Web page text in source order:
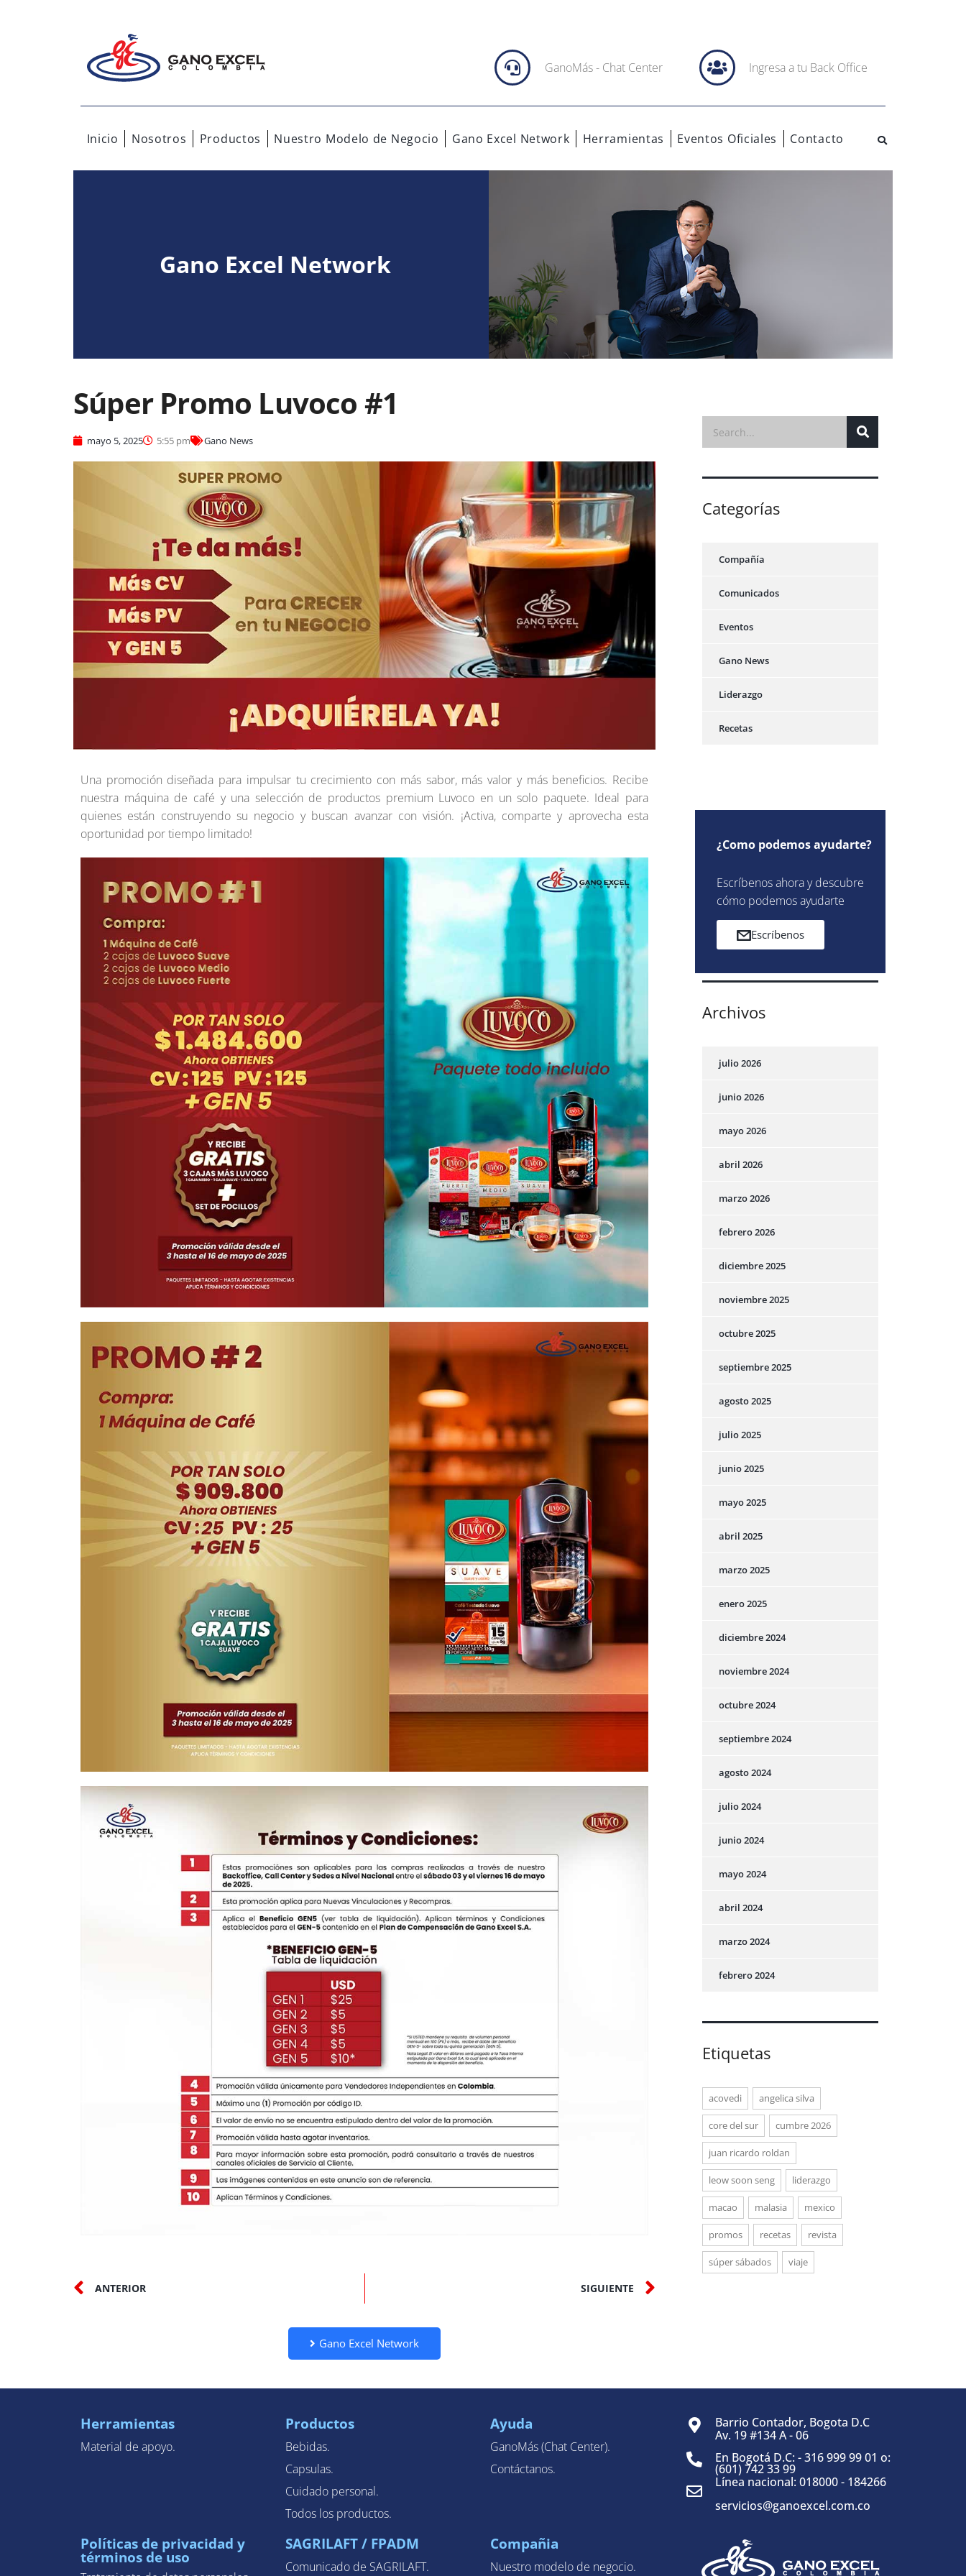
GanoMás - Chat Center Ingresa a tu Back Office
Inicio Nosotros Productos Nuestro Modelo de Negocio Gano Excel Network Herramientas Eventos Oficiales Contacto
Gano Excel Network
Súper Promo Luvoco #1
mayo 5, 2025 5:55 pm Gano News
Una promoción diseñada para impulsar tu crecimiento con más sabor, más valor y más beneficios. Recibe
nuestra máquina de café y una selección de productos premium Luvoco en un solo paquete. Ideal para
quienes están construyendo su negocio y buscan avanzar con visión. ¡Activa, comparte y aprovecha esta
oportunidad por tiempo limitado!
ANTERIOR SIGUIENTE
Gano Excel Network
Categorías
Compañía
Comunicados
Eventos
Gano News
Liderazgo
Recetas
¿Como podemos ayudarte?
Escríbenos ahora y descubre
cómo podemos ayudarte
Escríbenos
Archivos
julio 2026
junio 2026
mayo 2026
abril 2026
marzo 2026
febrero 2026
diciembre 2025
noviembre 2025
octubre 2025
septiembre 2025
agosto 2025
julio 2025
junio 2025
mayo 2025
abril 2025
marzo 2025
enero 2025
diciembre 2024
noviembre 2024
octubre 2024
septiembre 2024
agosto 2024
julio 2024
junio 2024
mayo 2024
abril 2024
marzo 2024
febrero 2024
Etiquetas
acovedi angelica silva
core del sur cumbre 2026
juan ricardo roldan
leow soon seng liderazgo
macao malasia mexico
promos recetas revista
súper sábados viaje
Herramientas
Material de apoyo.
Productos
Bebidas.
Capsulas.
Cuidado personal.
Todos los productos.
Ayuda
GanoMás (Chat Center).
Contáctanos.
Barrio Contador, Bogota D.C
Av. 19 #134 A - 06
En Bogotá D.C: - 316 999 99 01 o:
(601) 742 33 99
Línea nacional: 018000 - 184266
servicios@ganoexcel.com.co
Políticas de privacidad y
términos de uso
SAGRILAFT / FPADM
Comunicado de SAGRILAFT.
Compañia
Nuestro modelo de negocio.